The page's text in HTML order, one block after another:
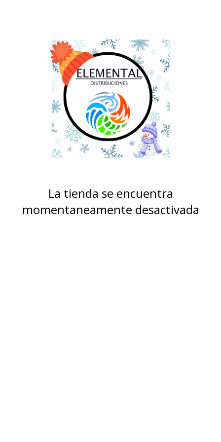
La tienda se encuentra
momentaneamente desactivada